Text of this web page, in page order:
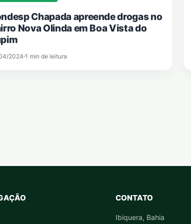
Chapada apreende drogas no
Nova Olinda em Boa Vista do
2024 1 min de leitura
CONTATO
Ibiquera, Bahia